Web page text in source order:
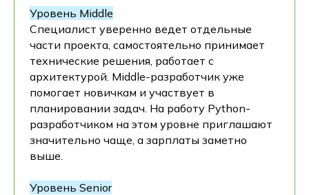
Уровень Middle
Специалист уверенно ведет отдельные
части проекта, самостоятельно принимает
технические решения, работает с
архитектурой. Middle-разработчик уже
помогает новичкам и участвует в
планировании задач. На работу Python-
разработчиком на этом уровне приглашают
значительно чаще, а зарплаты заметно
выше.
Уровень Senior